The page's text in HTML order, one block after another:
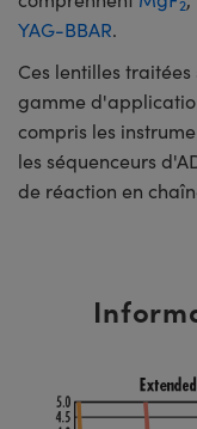
2
YAG-BBAR.
Ces lentilles
gamme
compris les
les séquenceurs
de réaction en